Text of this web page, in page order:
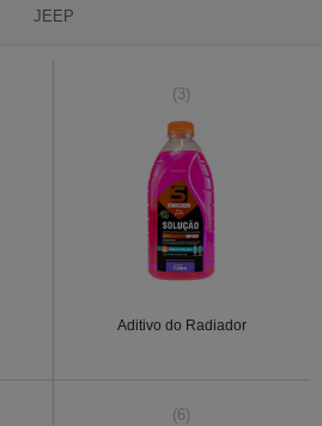
JEEP
(3)
Aditivo do Radiador
(6)